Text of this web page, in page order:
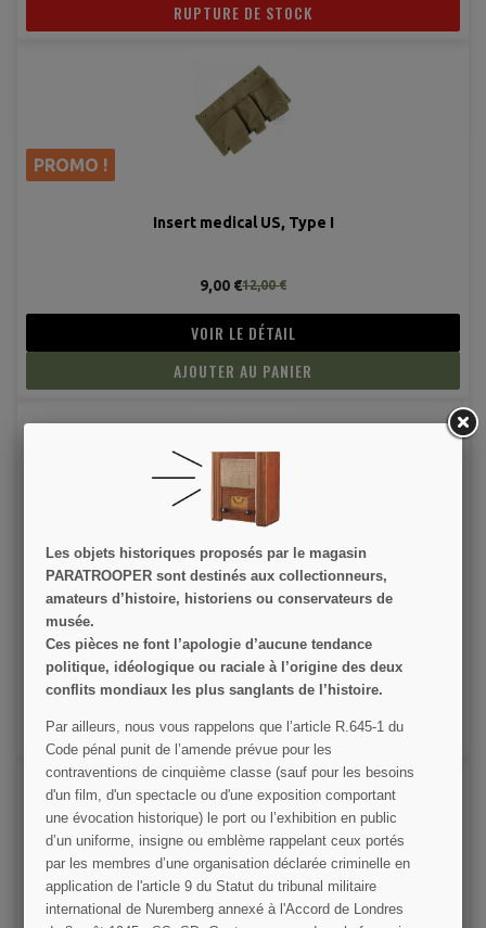
RUPTURE DE STOCK
PROMO !
Insert medical US, Type I
9,00 €12,00 €
VOIR LE DÉTAIL
AJOUTER AU PANIER
Insert medical US, Type II
12,00 €
VOIR LE DÉTAIL
AJOUTER AU PANIER
Les objets historiques proposés par le magasin
PARATROOPER sont destinés aux collectionneurs,
amateurs d’histoire, historiens ou conservateurs de
musée.
Ces pièces ne font l’apologie d’aucune tendance
politique, idéologique ou raciale à l’origine des deux
conflits mondiaux les plus sanglants de l’histoire.
Par ailleurs, nous vous rappelons que l’article R.645­-1 du
Code pénal punit de l’amende prévue pour les
contraventions de cinquième classe (sauf pour les besoins
d'un film, d'un spectacle ou d'une exposition comportant
une évocation historique) le port ou l’exhibition en public
d’un uniforme, insigne ou emblème rappelant ceux portés
par les membres d’une organisation déclarée criminelle en
application de l'article 9 du Statut du tribunal militaire
international de Nuremberg annexé à l'Accord de Londres